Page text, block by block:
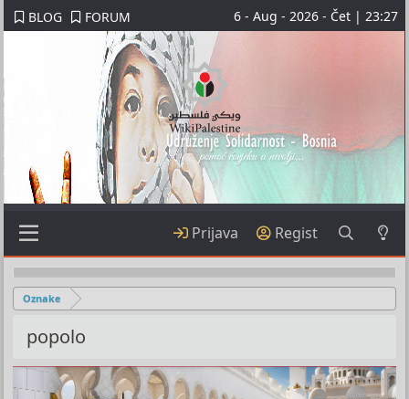
BLOG FORUM 6 - Aug - 2026 - Čet | 23:27
Prijava Regist
Oznake
popolo